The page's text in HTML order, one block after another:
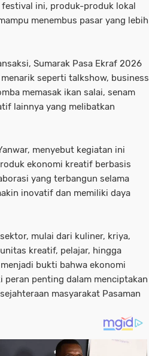
ini, produk-produk lokal
menembus pasar yang lebih
Sumarak Pasa Ekraf 2026
seperti talkshow, business
memasak ikan salai, senam
lainnya yang melibatkan
menyebut kegiatan ini
ekonomi kreatif berbasis
yang terbangun selama
inovatif dan memiliki daya
mulai dari kuliner, kriya,
kreatif, pelajar, hingga
bukti bahwa ekonomi
penting dalam menciptakan
masyarakat Pasaman